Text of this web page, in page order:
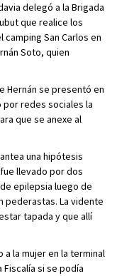
delegó a la Brigada
que realice los
San Carlos en
Soto, quien
Hernán se presentó en
por redes sociales la
que se anexe al
una hipótesis
llevado por dos
epilepsia luego de
pederastas. La vidente
tapada y que allí
a la mujer en la terminal
si se podía